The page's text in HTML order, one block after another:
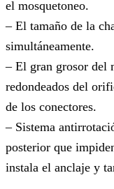
el mosquetoneo.
– El tamaño de la
simultáneamente.
– El gran grosor del
redondeados del
de los conectores.
– Sistema
posterior que
instala el anclaje y